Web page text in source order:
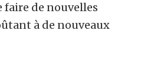
de nouvelles
à de nouveaux